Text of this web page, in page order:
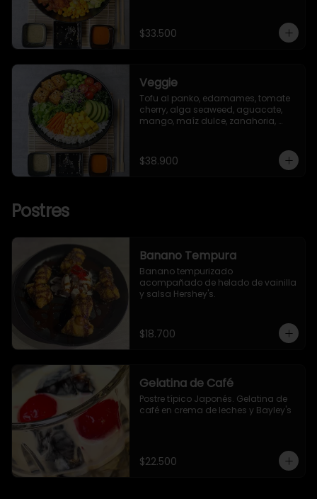
$33.500
Veggie
Tofu al panko, edamames, tomate
cherry, alga seaweed, aguacate,
mango, maíz dulce, zanahoria,
$38.900
Postres
Banano Tempura
Banano tempurizado
acompañado de helado de vainilla
y salsa Hershey's.
$18.700
Gelatina de Café
Postre típico Japonés. Gelatina de
café en crema de leches y Bayley's
$22.500